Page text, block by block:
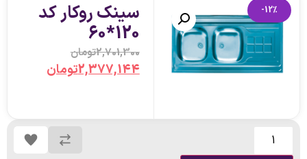
-12% سینک روکار کد
120*60
2,701,300تومان
2,377,144تومان